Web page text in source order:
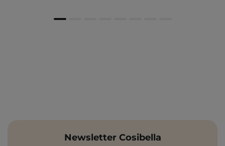
Newsletter Cosibella